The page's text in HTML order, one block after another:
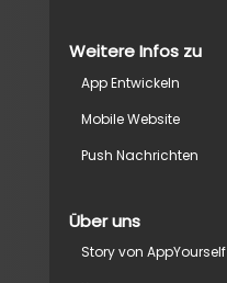
Weitere Infos zu
App Entwickeln
Mobile Website
Push Nachrichten
Über uns
Story von AppYourself